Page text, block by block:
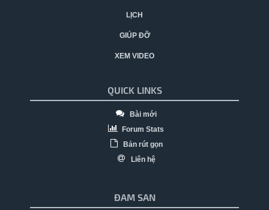
LỊCH
GIÚP ĐỠ
XEM VIDEO
QUICK LINKS
Bài mới
Forum Stats
Bản rút gọn
Liên hệ
ĐAM SAN